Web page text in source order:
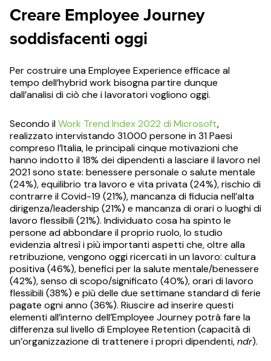
Creare Employee Journey
soddisfacenti oggi
Per costruire una Employee Experience efficace al
tempo dell’hybrid work bisogna partire dunque
dall’analisi di ciò che i lavoratori vogliono oggi.
Secondo ilWork Trend Index 2022 di Microsoft,
realizzato intervistando 31.000 persone in 31 Paesi
compreso l’Italia, le principali cinque motivazioni che
hanno indotto il 18% dei dipendenti a lasciare il lavoro nel
2021 sono state: benessere personale o salute mentale
(24%), equilibrio tra lavoro e vita privata (24%), rischio di
contrarre il Covid-19 (21%), mancanza di fiducia nell’alta
dirigenza/leadership (21%) e mancanza di orari o luoghi di
lavoro flessibili (21%). Individuato cosa ha spinto le
persone ad abbondare il proprio ruolo, lo studio
evidenzia altresì i più importanti aspetti che, oltre alla
retribuzione, vengono oggi ricercati in un lavoro: cultura
positiva (46%), benefici per la salute mentale/benessere
(42%), senso di scopo/significato (40%), orari di lavoro
flessibili (38%) e più delle due settimane standard di ferie
pagate ogni anno (36%). Riuscire ad inserire questi
elementi all’interno dell’Employee Journey potrà fare la
differenza sul livello di Employee Retention (capacità di
un’organizzazione di trattenere i propri dipendenti,ndr).